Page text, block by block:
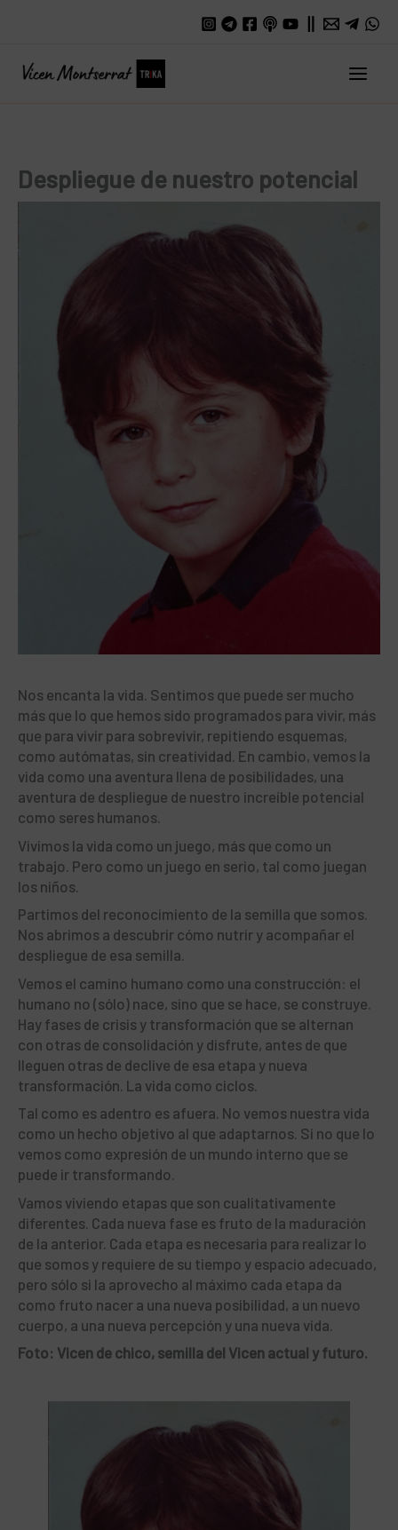
Despliegue de nuestro potencial
Nos encanta la vida. Sentimos que puede ser mucho
más que lo que hemos sido programados para vivir, más
que para vivir para sobrevivir, repitiendo esquemas,
como autómatas, sin creatividad. En cambio, vemos la
vida como una aventura llena de posibilidades, una
aventura de despliegue de nuestro increíble potencial
como seres humanos.
Vivimos la vida como un juego, más que como un
trabajo. Pero como un juego en serio, tal como juegan
los niños.
Partimos del reconocimiento de la semilla que somos.
Nos abrimos a descubrir cómo nutrir y acompañar el
despliegue de esa semilla.
Vemos el camino humano como una construcción: el
humano no (sólo) nace, sino que se hace, se construye.
Hay fases de crisis y transformación que se alternan
con otras de consolidación y disfrute, antes de que
lleguen otras de declive de esa etapa y nueva
transformación. La vida como ciclos.
Tal como es adentro es afuera. No vemos nuestra vida
como un hecho objetivo al que adaptarnos. Si no que lo
vemos como expresión de un mundo interno que se
puede ir transformando.
Vamos viviendo etapas que son cualitativamente
diferentes. Cada nueva fase es fruto de la maduración
de la anterior. Cada etapa es necesaria para realizar lo
que somos y requiere de su tiempo y espacio adecuado,
pero sólo si la aprovecho al máximo cada etapa da
como fruto nacer a una nueva posibilidad, a un nuevo
cuerpo, a una nueva percepción y una nueva vida.
Foto: Vicen de chico, semilla del Vicen actual y futuro.